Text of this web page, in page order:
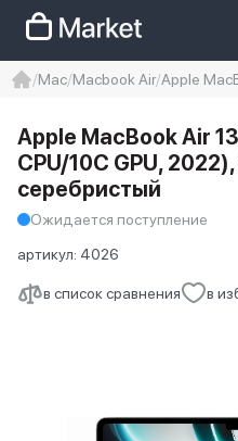
Iphone 14 pro max
Mac Macbook Air Apple
в список сравнения в
Apple MacBook Air
CPU/10C GPU,
серебристый
Ожидается поступление
артикул: 4026